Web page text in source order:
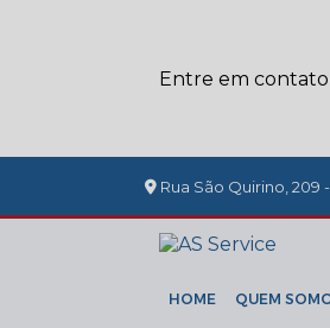
Entre em contato
Rua São Quirino, 209
HOME QUEM